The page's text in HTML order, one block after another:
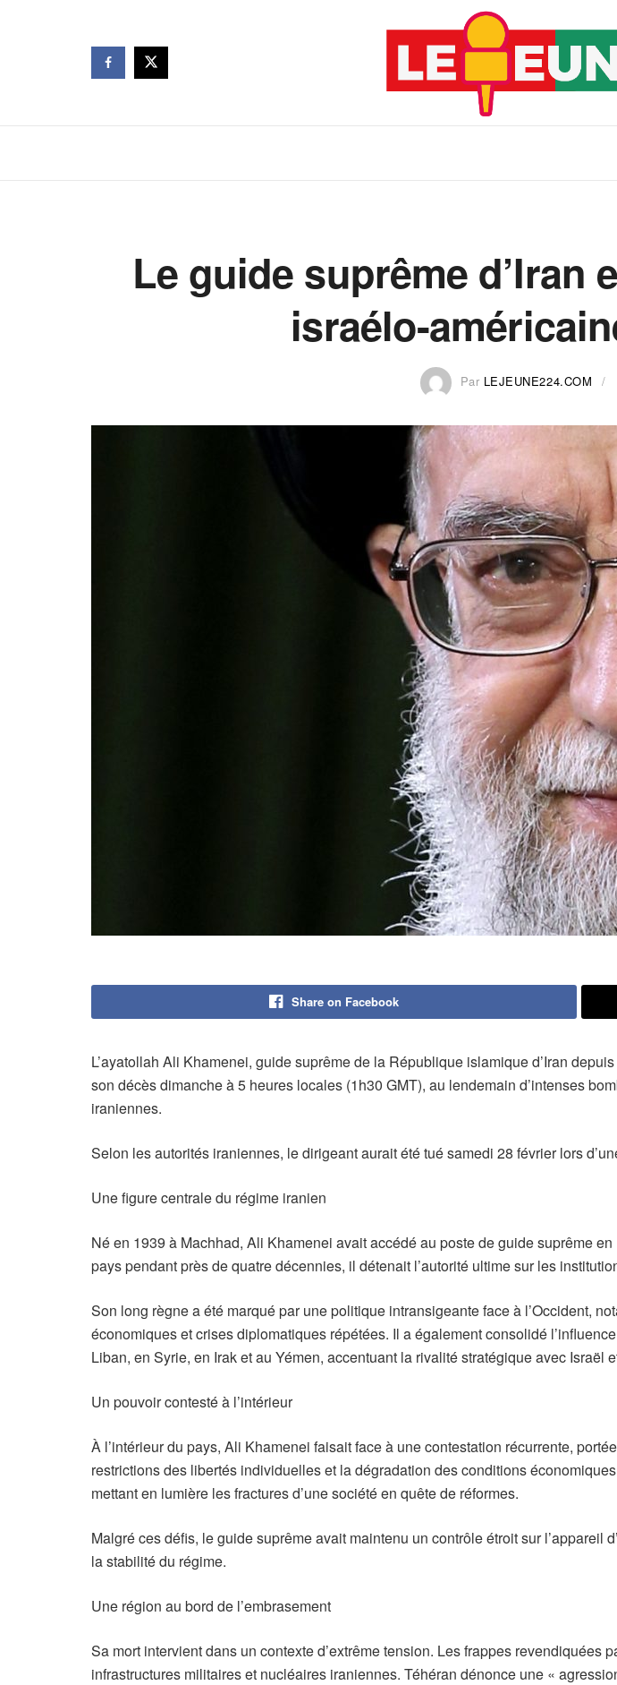
Le guide suprême d’Iran
israélo-
Par LEJEUNE224.COM
Share on Facebook
L’ayatollah Ali Khamenei, guide suprême de la République islamique d’Iran
son décès dimanche à 5 heures locales (1h30 GMT), au lendemain d’intenses
iraniennes.
Selon les autorités iraniennes, le dirigeant aurait été tué samedi 28 février lors
Une figure centrale du régime iranien
Né en 1939 à Machhad, Ali Khamenei avait accédé au poste de guide suprême
pays pendant près de quatre décennies, il détenait l’autorité ultime sur les
Son long règne a été marqué par une politique intransigeante face à l’Occident,
économiques et crises diplomatiques répétées. Il a également consolidé
Liban, en Syrie, en Irak et au Yémen, accentuant la rivalité stratégique avec Israël
Un pouvoir contesté à l’intérieur
À l’intérieur du pays, Ali Khamenei faisait face à une contestation récurrente,
restrictions des libertés individuelles et la dégradation des conditions
mettant en lumière les fractures d’une société en quête de réformes.
Malgré ces défis, le guide suprême avait maintenu un contrôle étroit sur l’appareil
la stabilité du régime.
Une région au bord de l’embrasement
Sa mort intervient dans un contexte d’extrême tension. Les frappes
infrastructures militaires et nucléaires iraniennes. Téhéran dénonce une «